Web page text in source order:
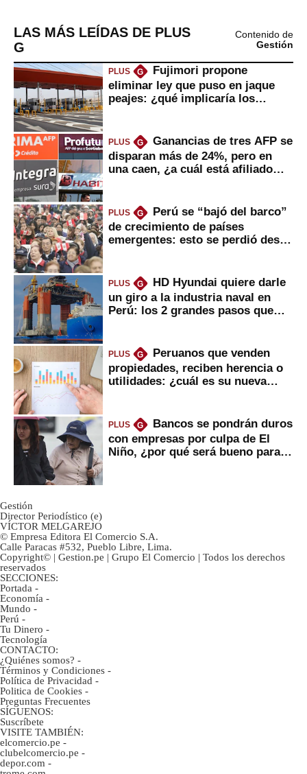
LAS MÁS LEÍDAS DE PLUS
G
Contenido de
Gestión
PLUS G
Fujimori propone
eliminar ley que puso en jaque
peajes: ¿qué implicaría los
PLUS G
Ganancias de tres AFP se
disparan más de 24%, pero en
una caen, ¿a cuál está afiliado
PLUS G
Perú se “bajó del barco”
de crecimiento de países
emergentes: esto se perdió desde
PLUS G
HD Hyundai quiere darle
un giro a la industria naval en
Perú: los 2 grandes pasos que
PLUS G
Peruanos que venden
propiedades, reciben herencia o
utilidades: ¿cuál es su nueva
PLUS G
Bancos se pondrán duros
con empresas por culpa de El
Niño, ¿por qué será bueno para
Gestión
Director Periodístico (e)
VÍCTOR MELGAREJO
© Empresa Editora El Comercio S.A.
Calle Paracas #532, Pueblo Libre, Lima.
Copyright© | Gestion.pe | Grupo El Comercio | Todos los derechos
reservados
SECCIONES:
Portada -
Economía -
Mundo -
Perú -
Tu Dinero -
Tecnología
CONTACTO:
¿Quiénes somos? -
Términos y Condiciones -
Política de Privacidad -
Politica de Cookies -
Preguntas Frecuentes
SÍGUENOS:
Suscríbete
VISITE TAMBIÉN:
elcomercio.pe -
clubelcomercio.pe -
depor.com -